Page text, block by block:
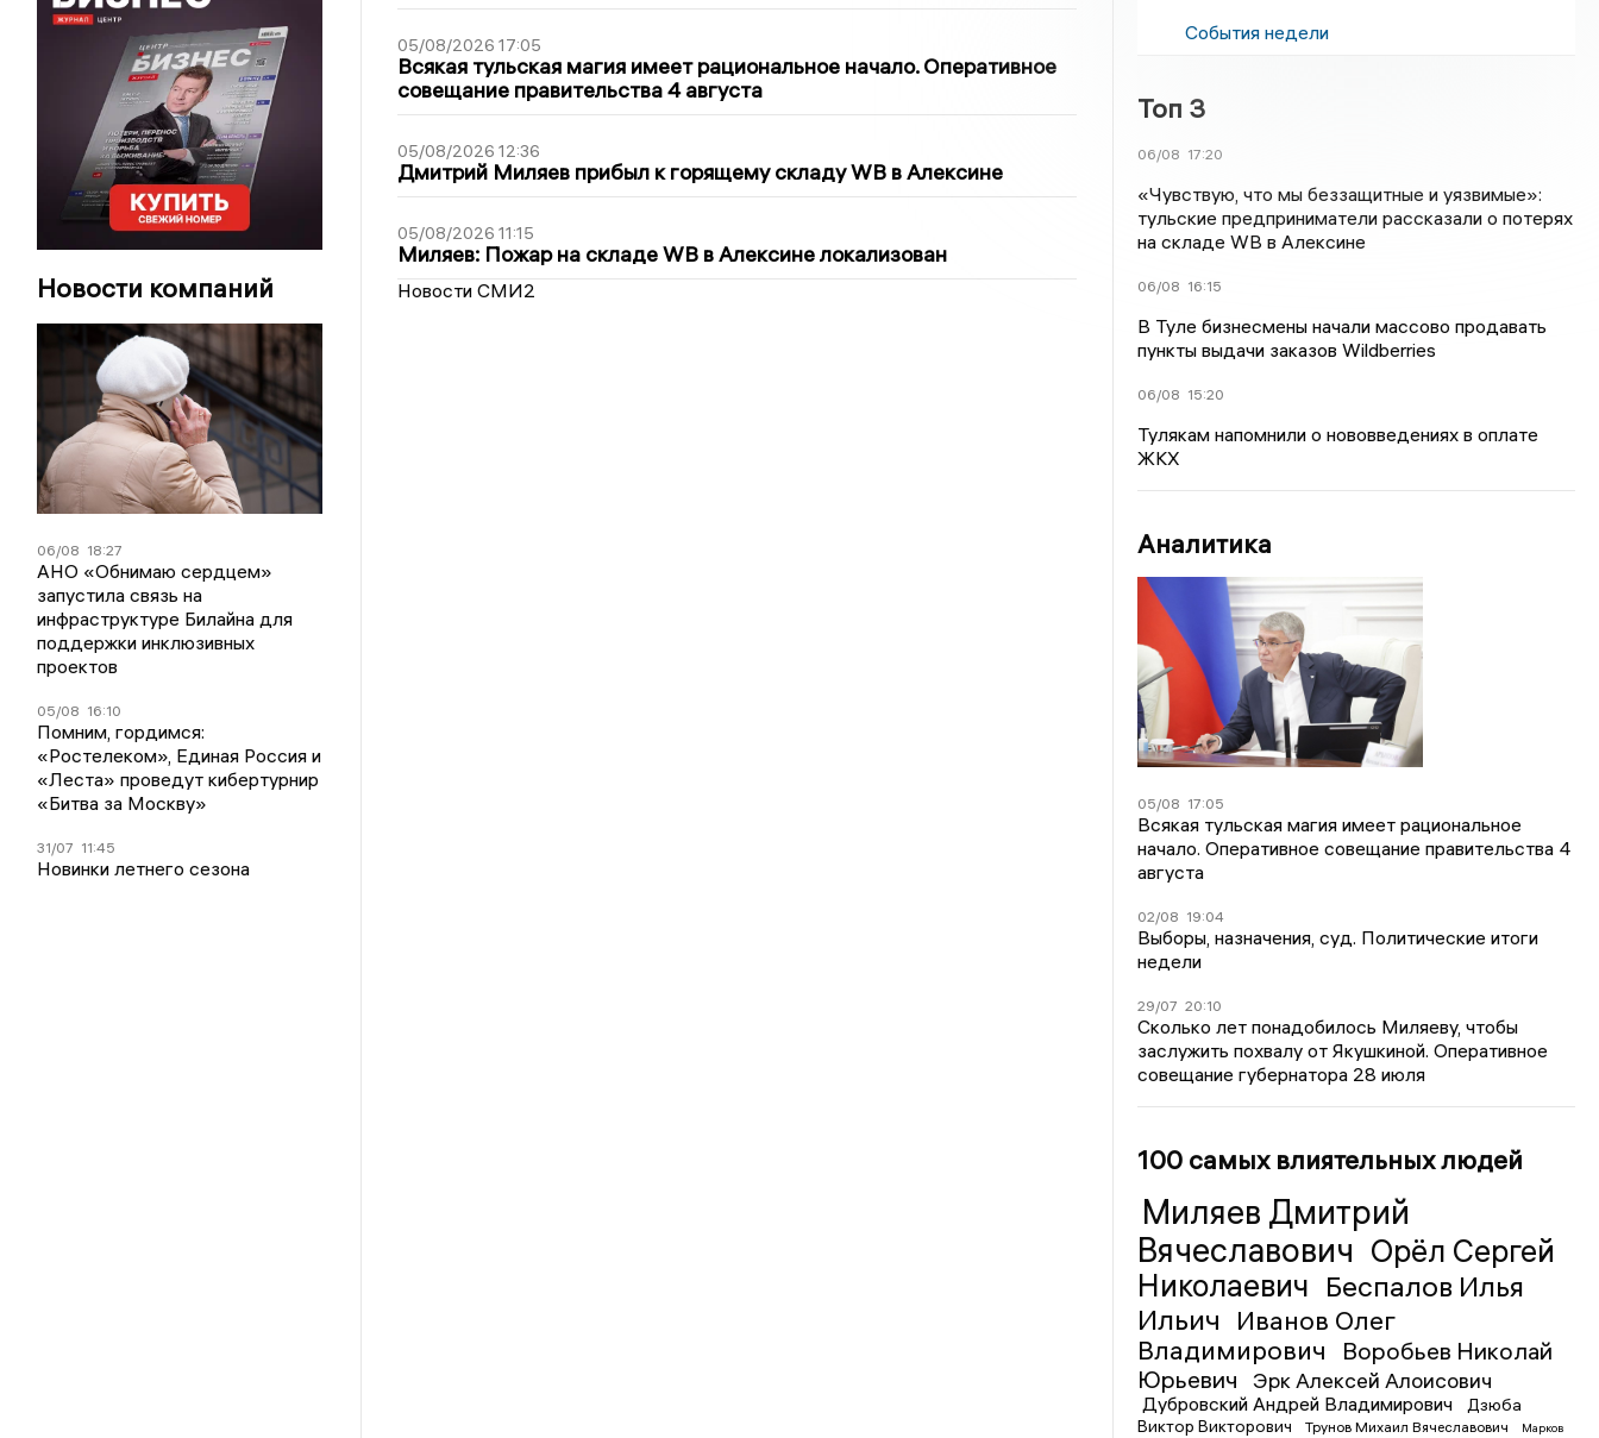
Новости компаний
06/08 18:27
АНО «Обнимаю сердцем»
запустила связь на
инфраструктуре Билайна для
поддержки инклюзивных
проектов
05/08 16:10
Помним, гордимся:
«Ростелеком», Единая Россия и
«Леста» проведут кибертурнир
«Битва за Москву»
31/07 11:45
Новинки летнего сезона
05/08/2026 17:05
Всякая тульская магия имеет рациональное начало. Оперативное
совещание правительства 4 августа
05/08/2026 12:36
Дмитрий Миляев прибыл к горящему складу WB в Алексине
05/08/2026 11:15
Миляев: Пожар на складе WB в Алексине локализован
Новости СМИ2
События недели
Топ 3
06/08 17:20
«Чувствую, что мы беззащитные и уязвимые»:
тульские предприниматели рассказали о потерях
на складе WB в Алексине
06/08 16:15
В Туле бизнесмены начали массово продавать
пункты выдачи заказов Wildberries
06/08 15:20
Тулякам напомнили о нововведениях в оплате
ЖКХ
Аналитика
05/08 17:05
Всякая тульская магия имеет рациональное
начало. Оперативное совещание правительства 4
августа
02/08 19:04
Выборы, назначения, суд. Политические итоги
недели
29/07 20:10
Сколько лет понадобилось Миляеву, чтобы
заслужить похвалу от Якушкиной. Оперативное
совещание губернатора 28 июля
100 самых влиятельных людей
Миляев Дмитрий
Вячеславович Орёл Сергей
Николаевич Беспалов Илья
Ильич
Иванов Олег
Владимирович
Воробьев Николай
Юрьевич
Эрк Алексей Алоисович
Дубровский Андрей Владимирович
Дзюба
Виктор Викторович
Трунов Михаил Вячеславович
Марков